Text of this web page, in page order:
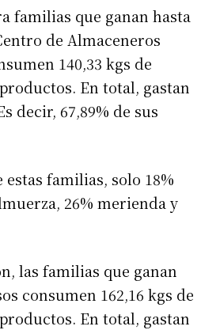
familias que ganan hasta
de Almaceneros
140,33 kgs de
En total, gastan
decir, 67,89% de sus
estas familias, solo 18%
26% merienda y
las familias que ganan
consumen 162,16 kgs de
En total, gastan